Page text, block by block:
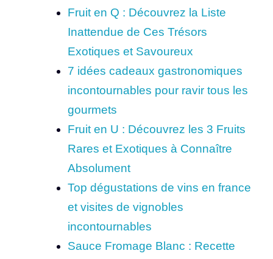
Fruit en Q : Découvrez la Liste
Inattendue de Ces Trésors
Exotiques et Savoureux
7 idées cadeaux gastronomiques
incontournables pour ravir tous les
gourmets
Fruit en U : Découvrez les 3 Fruits
Rares et Exotiques à Connaître
Absolument
Top dégustations de vins en france
et visites de vignobles
incontournables
Sauce Fromage Blanc : Recette